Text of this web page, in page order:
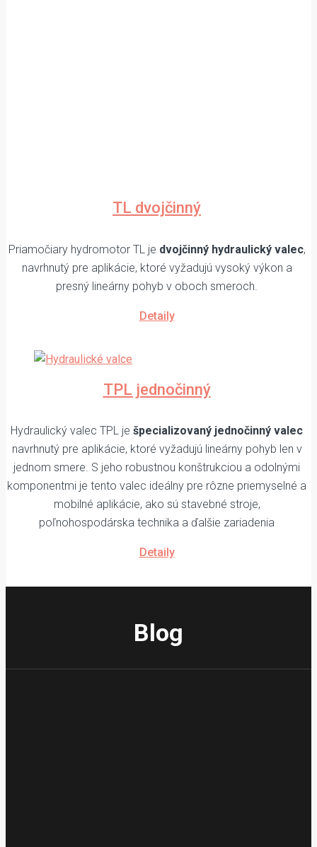
TL dvojčinný
Priamočiary hydromotor TL je dvojčinný hydraulický valec,
navrhnutý pre aplikácie, ktoré vyžadujú vysoký výkon a
presný lineárny pohyb v oboch smeroch.
Detaily
TPL jednočinný
Hydraulický valec TPL je špecializovaný jednočinný valec
navrhnutý pre aplikácie, ktoré vyžadujú lineárny pohyb len v
jednom smere. S jeho robustnou konštrukciou a odolnými
komponentmi je tento valec ideálny pre rôzne priemyselné a
mobilné aplikácie, ako sú stavebné stroje,
poľnohospodárska technika a ďalšie zariadenia
Detaily
Blog